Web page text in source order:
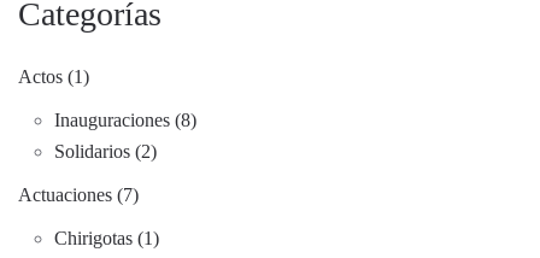
Categorías
Actos (1)
Inauguraciones (8)
Solidarios (2)
Actuaciones (7)
Chirigotas (1)